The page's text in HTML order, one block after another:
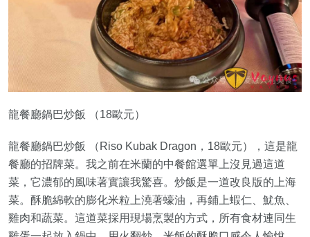
龍餐廳鍋巴炒飯 （18歐元）
龍餐廳鍋巴炒飯 （Riso Kubak Dragon，18歐元），這是龍
餐廳的招牌菜。我之前在米蘭的中餐館選單上沒見過這道
菜，它濃郁的風味著實讓我驚喜。炒飯是一道改良版的上海
菜。酥脆綿軟的膨化米粒上澆著蠔油，再鋪上蝦仁、魷魚、
雞肉和蔬菜。這道菜採用現場烹製的方式，所有食材連同生